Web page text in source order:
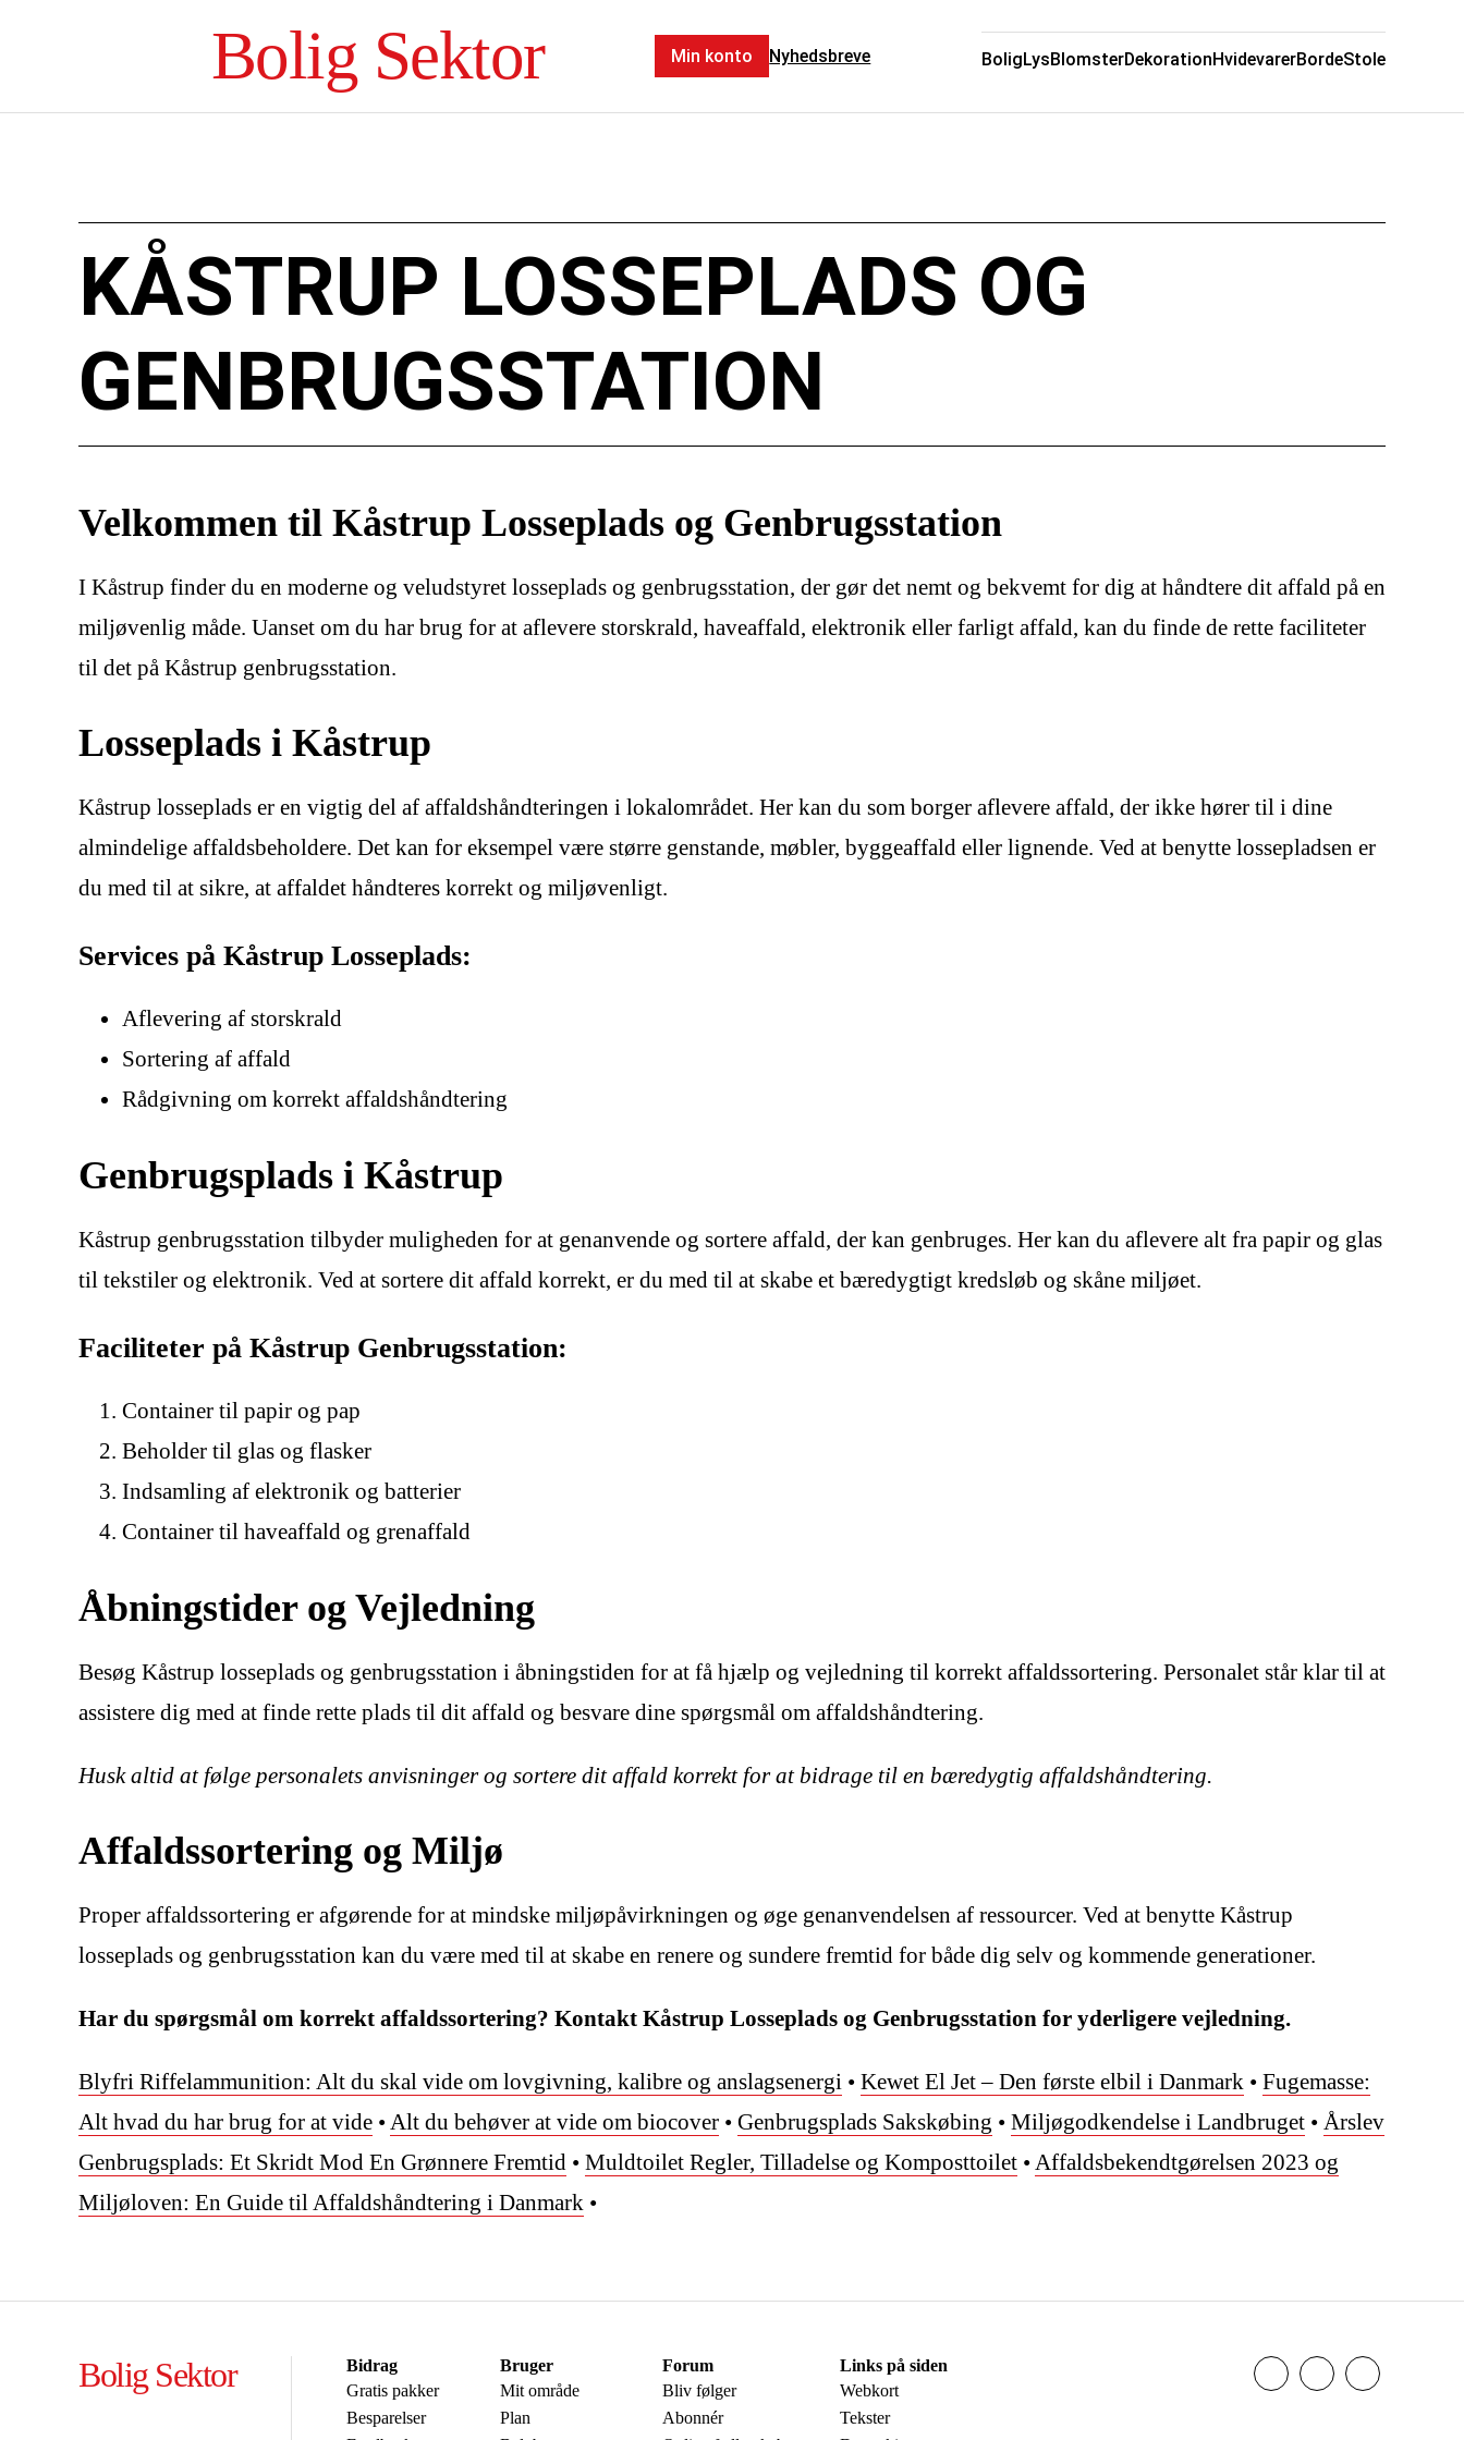
Bolig Sektor BoligLysBlomsterDekorationHvidevarerBordeStole
Min konto Nyhedsbreve
KÅSTRUP LOSSEPLADS OG
GENBRUGSSTATION
Velkommen til Kåstrup Losseplads og Genbrugsstation
I Kåstrup finder du en moderne og veludstyret losseplads og genbrugsstation, der gør det nemt og bekvemt for dig at håndtere dit affald på en
miljøvenlig måde. Uanset om du har brug for at aflevere storskrald, haveaffald, elektronik eller farligt affald, kan du finde de rette faciliteter
til det på Kåstrup genbrugsstation.
Losseplads i Kåstrup
Kåstrup losseplads er en vigtig del af affaldshåndteringen i lokalområdet. Her kan du som borger aflevere affald, der ikke hører til i dine
almindelige affaldsbeholdere. Det kan for eksempel være større genstande, møbler, byggeaffald eller lignende. Ved at benytte lossepladsen er
du med til at sikre, at affaldet håndteres korrekt og miljøvenligt.
Services på Kåstrup Losseplads:
Aflevering af storskrald
Sortering af affald
Rådgivning om korrekt affaldshåndtering
Genbrugsplads i Kåstrup
Kåstrup genbrugsstation tilbyder muligheden for at genanvende og sortere affald, der kan genbruges. Her kan du aflevere alt fra papir og glas
til tekstiler og elektronik. Ved at sortere dit affald korrekt, er du med til at skabe et bæredygtigt kredsløb og skåne miljøet.
Faciliteter på Kåstrup Genbrugsstation:
Container til papir og pap
Beholder til glas og flasker
Indsamling af elektronik og batterier
Container til haveaffald og grenaffald
Åbningstider og Vejledning
Besøg Kåstrup losseplads og genbrugsstation i åbningstiden for at få hjælp og vejledning til korrekt affaldssortering. Personalet står klar til at
assistere dig med at finde rette plads til dit affald og besvare dine spørgsmål om affaldshåndtering.
Husk altid at følge personalets anvisninger og sortere dit affald korrekt for at bidrage til en bæredygtig affaldshåndtering.
Affaldssortering og Miljø
Proper affaldssortering er afgørende for at mindske miljøpåvirkningen og øge genanvendelsen af ressourcer. Ved at benytte Kåstrup
losseplads og genbrugsstation kan du være med til at skabe en renere og sundere fremtid for både dig selv og kommende generationer.
Har du spørgsmål om korrekt affaldssortering? Kontakt Kåstrup Losseplads og Genbrugsstation for yderligere vejledning.
Blyfri Riffelammunition: Alt du skal vide om lovgivning, kalibre og anslagsenergi • Kewet El Jet – Den første elbil i Danmark • Fugemasse:
Alt hvad du har brug for at vide •Alt du behøver at vide om biocover • Genbrugsplads Sakskøbing • Miljøgodkendelse i Landbruget • Årslev
Genbrugsplads: Et Skridt Mod En Grønnere Fremtid • Muldtoilet Regler, Tilladelse og Komposttoilet •Affaldsbekendtgørelsen 2023 og
Miljøloven: En Guide til Affaldshåndtering i Danmark •
Bolig Sektor
Bidrag
Gratis pakker
Besparelser
Bruger
Mit område
Plan
Forum
Bliv følger
Abonnér
Links på siden
Webkort
Tekster